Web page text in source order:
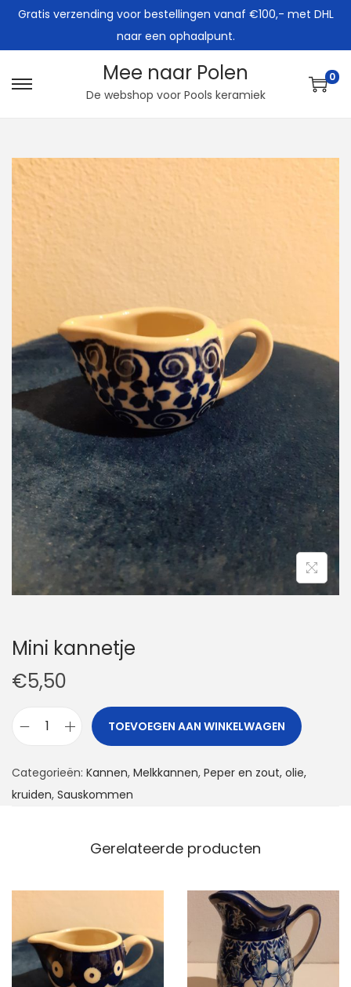
Gratis verzending voor bestellingen vanaf €100,- met DHL
naar een ophaalpunt.
G
a
g
a
t
i
e
G
a
h
o
u
d
Mee naar Polen
De webshop voor Pools keramiek
0
Mini kannetje
€5,50
n
i
n
t
j
e
TOEVOEGEN AAN WINKELWAGEN
Categorieën: Kannen, Melkkannen, Peper en zout, olie,
kruiden, Sauskommen
Gerelateerde producten